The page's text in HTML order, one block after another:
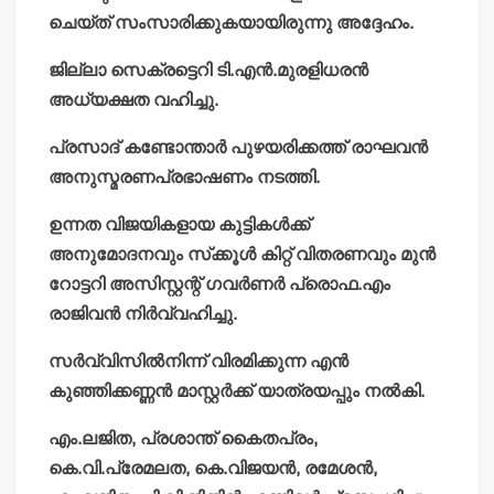
ചെയ്ത് സംസാരിക്കുകയായിരുന്നു അദ്ദേഹം.
ജില്ലാ സെക്രട്ടെറി ടി.എന്‍.മുരളിധരന്‍
അധ്യക്ഷത വഹിച്ചു.
പ്രസാദ് കണ്ടോന്താര്‍ പുഴയരിക്കത്ത് രാഘവന്‍
അനുസ്മരണപ്രഭാഷണം നടത്തി.
ഉന്നത വിജയികളായ കുട്ടികള്‍ക്ക്
അനുമോദനവും സ്‌ക്കൂള്‍ കിറ്റ് വിതരണവും മുന്‍
റോട്ടറി അസിസ്റ്റന്റ് ഗവര്‍ണര്‍ പ്രൊഫ.എം
രാജിവന്‍ നിര്‍വ്വഹിച്ചു.
സര്‍വ്വിസില്‍നിന്ന് വിരമിക്കുന്ന എന്‍
കുഞ്ഞിക്കണ്ണന്‍ മാസ്റ്റര്‍ക്ക് യാത്രയപ്പും നല്‍കി.
എം.ലജിത, പ്രശാന്ത് കൈതപ്രം,
കെ.വി.പ്രേമലത, കെ.വിജയന്‍, രമേശന്‍,